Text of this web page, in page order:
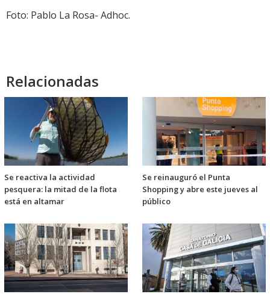
Foto: Pablo La Rosa- Adhoc.
Relacionadas
Se reactiva la actividad
pesquera: la mitad de la flota
está en altamar
Se reinauguró el Punta
Shopping y abre este jueves al
público